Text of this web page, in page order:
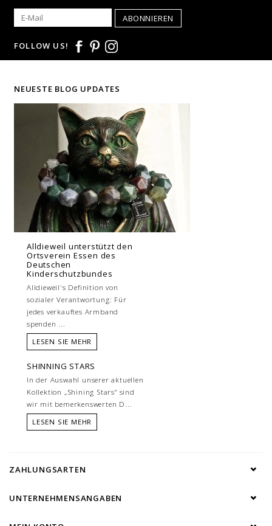
ABONNIEREN
FOLLOW US!
NEUESTE BLOG UPDATES
Alldieweil unterstützt den
Ortsverein Essen des
Deutschen
Kinderschutzbundes
Alldieweil's Definition von
sozialer Verantwortung: Für
jedes verkauftes Armband
spenden ...
LESEN SIE MEHR
SHINNING STARS
In der Auswahl unserer aktuellen
Kollektion „Shining Stars“ sind
wir mit bemerkenswerten D...
LESEN SIE MEHR
ZAHLUNGSARTEN
UNTERNEHMENSANGABEN